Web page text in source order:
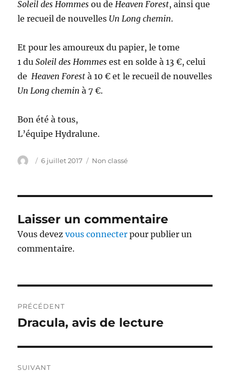
Soleil des Hommes ou de Heaven Forest, ainsi que
le recueil de nouvelles Un Long chemin.
Et pour les amoureux du papier, le tome
1 duSoleil des Hommes est en solde à 13 €, celui
de Heaven Forest à 10 € et le recueil de nouvelles
Un Long chemin à 7 €.
Bon été à tous,
L’équipe Hydralune.
Auteur
Publié
6 juillet 2017 Catégories
Non classé
Laisser un commentaire
Vous devezvous connecter pour publier un
commentaire.
de
PRÉCÉDENT
Publication
Dracula, avis de lecture
SUIVANT